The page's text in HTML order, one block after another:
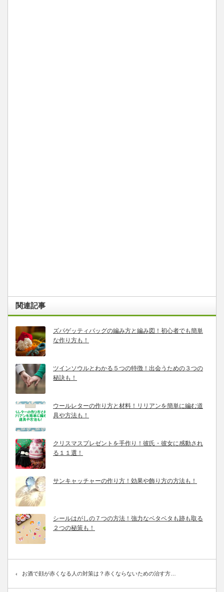
関連記事
ズパゲッティバッグの編み方と編み図！初心者でも簡単
な作り方も！
ツインソウルとわかる５つの特徴！出会うための３つの
秘訣も！
ウールレターの作り方と材料！リリアンを簡単に編む道
具や方法も！
クリスマスプレゼントを手作り！彼氏・彼女に感動され
る１１選！
サンキャッチャーの作り方！効果や飾り方の方法も！
シールはがしの７つの方法！強力なベタベタも跡も取る
２つの秘策も！
お酒で顔が赤くなる人の対策は？赤くならないための治す方…